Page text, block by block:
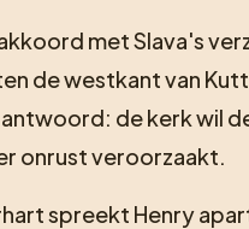
met Slava's
de westkant van
de kerk wil
onrust veroorzaakt.
spreekt Henry